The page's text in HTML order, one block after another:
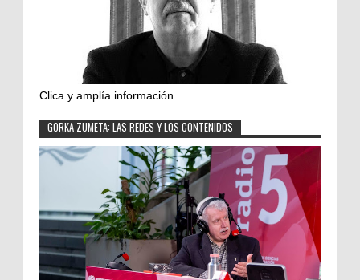
Clica y amplía información
GORKA ZUMETA: LAS REDES Y LOS CONTENIDOS